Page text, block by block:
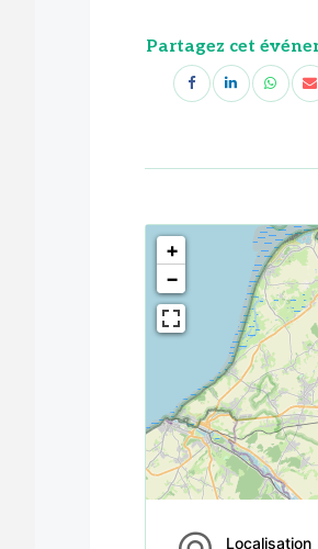
Partagez cet
<!---->
+
−
Localisation